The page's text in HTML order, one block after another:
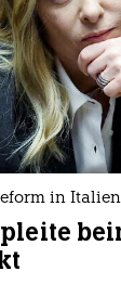
in Italien